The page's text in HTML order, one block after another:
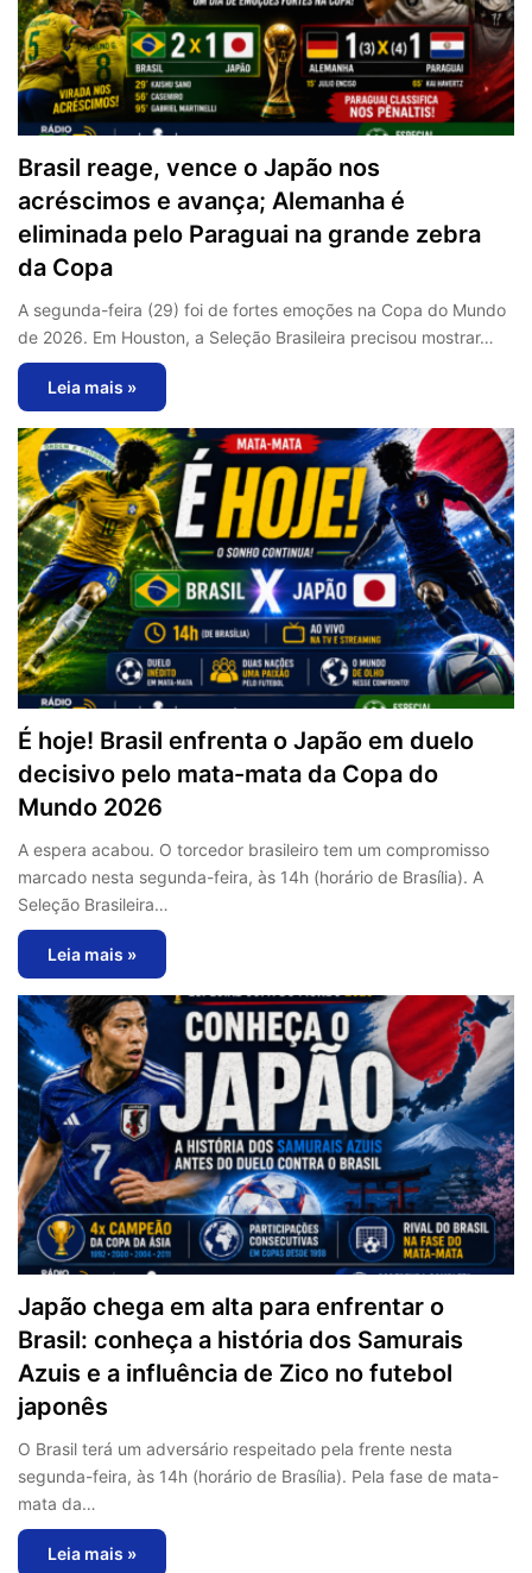
Brasil reage, vence o Japão nos
acréscimos e avança; Alemanha é
eliminada pelo Paraguai na grande zebra
da Copa
A segunda-feira (29) foi de fortes emoções na Copa do Mundo
de 2026. Em Houston, a Seleção Brasileira precisou mostrar…
Leia mais »
É hoje! Brasil enfrenta o Japão em duelo
decisivo pelo mata-mata da Copa do
Mundo 2026
A espera acabou. O torcedor brasileiro tem um compromisso
marcado nesta segunda-feira, às 14h (horário de Brasília). A
Seleção Brasileira…
Leia mais »
Japão chega em alta para enfrentar o
Brasil: conheça a história dos Samurais
Azuis e a influência de Zico no futebol
japonês
O Brasil terá um adversário respeitado pela frente nesta
segunda-feira, às 14h (horário de Brasília). Pela fase de mata-
mata da…
Leia mais »